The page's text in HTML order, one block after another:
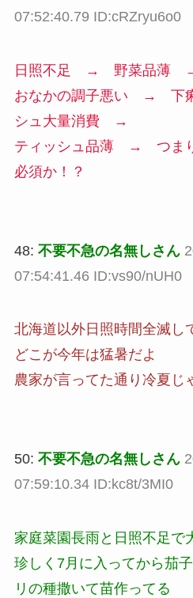
07:52:40.79 ID:cRZryu6o0
日照不足 → 野菜品
おなかの調子悪い → 下
シュ大量消費 →
ティッシュ品薄 → つま
必須か！？
48: 不要不急の名無しさん
07:54:41.46 ID:vs90/nUH0
北海道以外日照時間全滅し
どこが今年は猛暑だよ
農家が言ってた通り冷夏じ
50: 不要不急の名無しさん
07:59:10.34 ID:kc8t/3MI0
家庭菜園長雨と日照不足で
珍しく7月に入ってから茄
リの種撒いて苗作ってる